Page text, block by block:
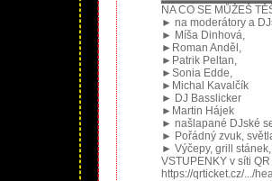
NA CO SE MŮŽEŠ
► na moderátory a
► Míša Dinhová,
►Roman Anděl,
►Patrik Peltan,
►Sonia Edde,
►Michal Kavalčík
► DJ Basslicker
►Martin Hájek
► našlapané DJské
► Pořádný zvuk,
► Výčepy, grill
VSTUPENKY v síti
https://qrticket.cz/.../